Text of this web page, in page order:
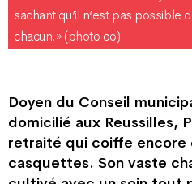
sachant qu’il n’est pas possible
chacun.» (photo oo)
Doyen du Conseil
domicilié aux Reussilles,
retraité qui coiffe encore
casquettes. Son vaste